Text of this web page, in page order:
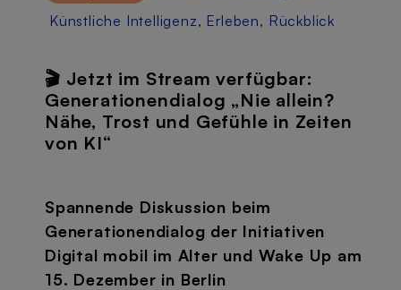
Künstliche Intelligenz, Erleben, Rückblick
🎬 Jetzt im Stream verfügbar:
Generationendialog „Nie allein?
Nähe, Trost und Gefühle in Zeiten
von KI“
Spannende Diskussion beim
Generationendialog der Initiativen
Digital mobil im Alter und Wake Up am
15. Dezember in Berlin